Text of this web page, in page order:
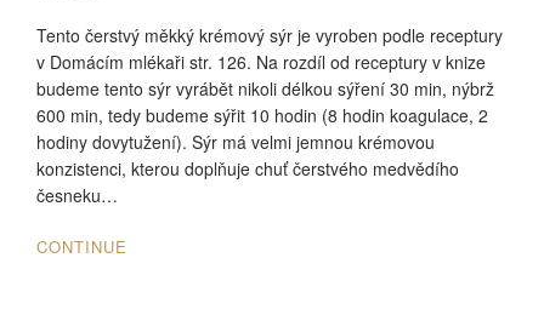
Tento čerstvý měkký krémový sýr je vyroben podle receptury
v Domácím mlékaři str. 126. Na rozdíl od receptury v knize
budeme tento sýr vyrábět nikoli délkou sýření 30 min, nýbrž
600 min, tedy budeme sýřit 10 hodin (8 hodin koagulace, 2
hodiny dovytužení). Sýr má velmi jemnou krémovou
konzistenci, kterou doplňuje chuť čerstvého medvědího
česneku…
CONTINUE